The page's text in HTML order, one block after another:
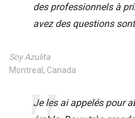
des professionnels à
avez des questions
Soy Azulita
Montreal, Canada
Je les ai appelés pour